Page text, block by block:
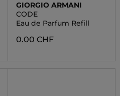
GIORGIO ARMANI
CODE
Eau de Parfum Refill
0.00 CHF